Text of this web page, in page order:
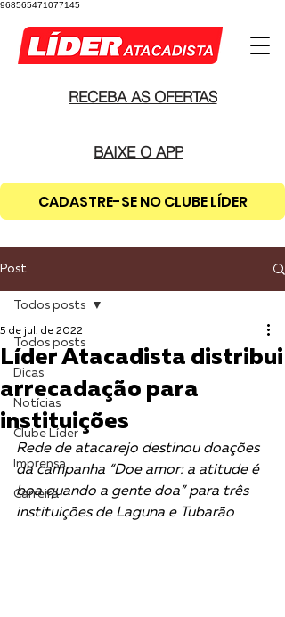
968565471077145
RECEBA AS OFERTAS
BAIXE O APP
CADASTRE-SE NO CLUBE LÍDER
Post
Todos posts
Dicas
Notícias
Clube Líder
Imprensa
Carreira
Todos posts
Líder Atacadista distribui
arrecadação para
instituições
5 de jul. de 2022
Rede de atacarejo destinou doações
da campanha “Doe amor: a atitude é
boa quando a gente doa” para três
instituições de Laguna e Tubarão